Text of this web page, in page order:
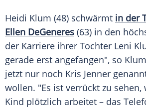
Heidi Klum (48) schwärmt in der
Ellen DeGeneres (63) in den
der Karriere ihrer Tochter Leni
gerade erst angefangen", so Klum
jetzt nur noch Kris Jenner
wollen. "Es ist verrückt zu sehen,
Kind plötzlich arbeitet – das